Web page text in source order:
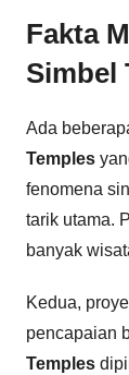
Fakta
Simbel
Ada
Temples
fenomena
tarik utama.
banyak
Kedua,
pencapaian
Temples